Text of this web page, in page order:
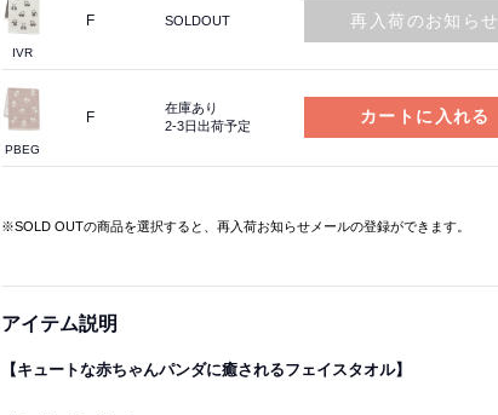
IVR
F SOLDOUT 再入荷のお知らせ
PBEG
F
在庫あり
2-3日出荷予定
※SOLD OUTの商品を選択すると、再入荷お知らせメールの登録ができます。
アイテム説明
【キュートな赤ちゃんパンダに癒されるフェイスタオル】